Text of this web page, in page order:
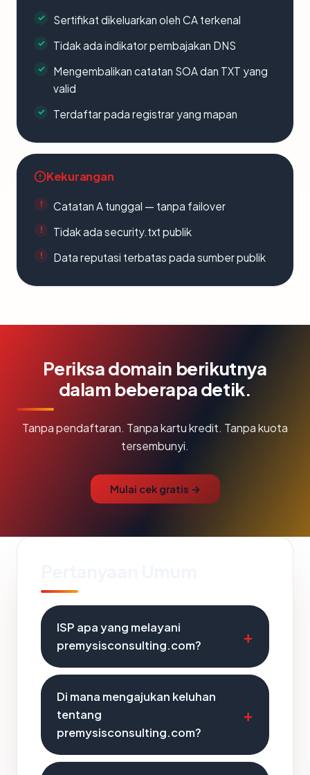
Sertifikat dikeluarkan oleh CA terkenal
Tidak ada indikator pembajakan DNS
Mengembalikan catatan SOA dan TXT yang
valid
Terdaftar pada registrar yang mapan
Kekurangan
Catatan A tunggal — tanpa failover
Tidak ada security.txt publik
Data reputasi terbatas pada sumber publik
Periksa domain berikutnya
dalam beberapa detik.
Tanpa pendaftaran. Tanpa kartu kredit. Tanpa kuota
tersembunyi.
Mulai cek gratis →
ISP apa yang melayani
premysisconsulting.com?
Di mana mengajukan keluhan
tentang
premysisconsulting.com?